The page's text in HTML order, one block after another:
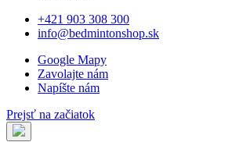
+421 903 308 300
info@bedmintonshop.sk
Google Mapy
Zavolajte nám
Napíšte nám
Prejsť na začiatok